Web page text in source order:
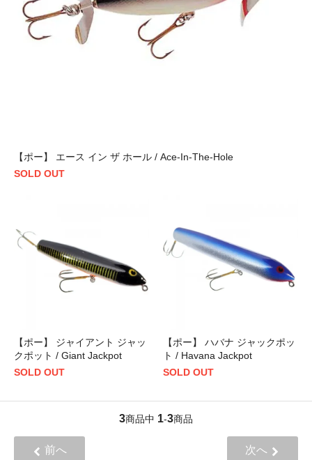
【ポー】 エース イン ザ ホール / Ace-In-The-Hole
SOLD OUT
【ポー】 ジャイアント ジャッ
クポット / Giant Jackpot
SOLD OUT
【ポー】 ハバナ ジャックポッ
ト / Havana Jackpot
SOLD OUT
3商品中 1-3商品
前へ 次へ